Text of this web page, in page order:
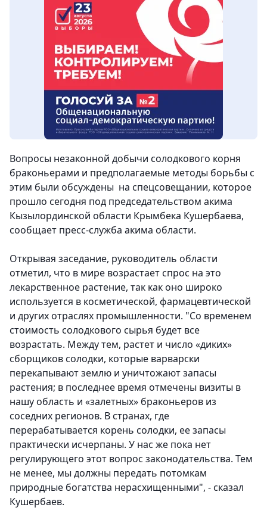
Вопросы незаконной добычи солодкового корня
браконьерами и предполагаемые методы борьбы с
этим были обсуждены на спецсовещании, которое
прошло сегодня под председательством акима
Кызылординской области Крымбека Кушербаева,
сообщает пресс-служба акима области.
Открывая заседание, руководитель области
отметил, что в мире возрастает спрос на это
лекарственное растение, так как оно широко
используется в косметической, фармацевтической
и других отраслях промышленности. "Со временем
стоимость солодкового сырья будет все
возрастать. Между тем, растет и число «диких»
сборщиков солодки, которые варварски
перекапывают землю и уничтожают запасы
растения; в последнее время отмечены визиты в
нашу область и «залетных» браконьеров из
соседних регионов. В странах, где
перерабатывается корень солодки, ее запасы
практически исчерпаны. У нас же пока нет
регулирующего этот вопрос законодательства. Тем
не менее, мы должны передать потомкам
природные богатства нерасхищенными", - сказал
Кушербаев.